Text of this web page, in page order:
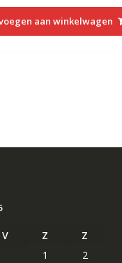
aan winkelwagen
V Z
Z
1
2